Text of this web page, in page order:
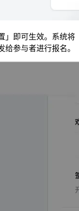
」即可生效。系统将
参与者进行报名。